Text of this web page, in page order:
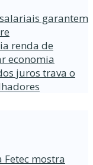
garantem
renda de
economia
juros trava o
Fetec mostra